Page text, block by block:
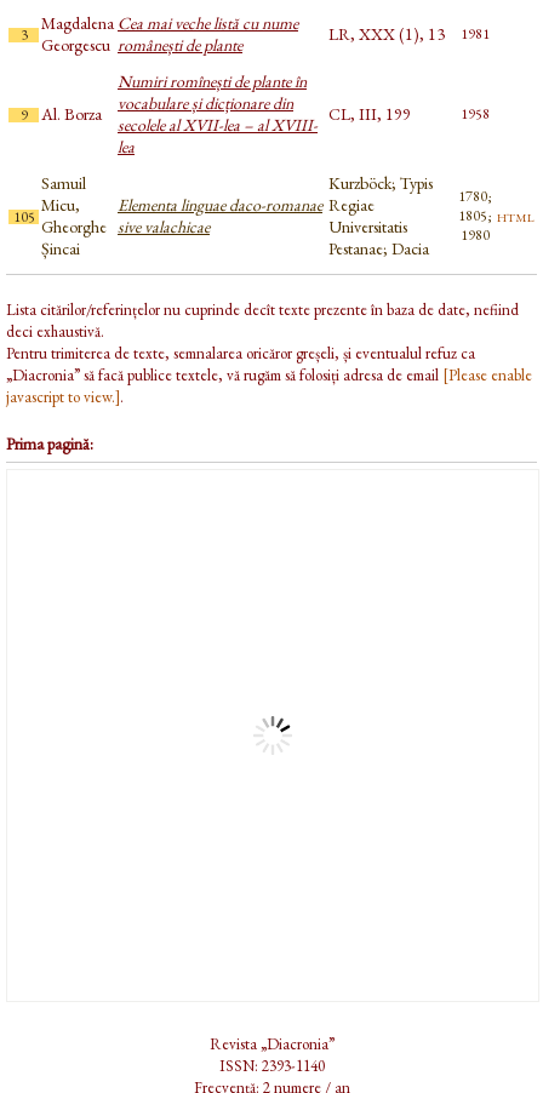
3
Magdalena
Georgescu
Cea mai veche listă cu nume
românești de plante
LR, XXX (1), 13 1981
9 Al. Borza
Numiri romînești de plante în
vocabulare și dicționare din
secolele al XVII-lea – al XVIII-
lea
CL, III, 199 1958
105
Samuil
Micu,
Gheorghe
Șincai
Elementa linguae daco-romanae
sive valachicae
Kurzböck; Typis
Regiae
Universitatis
Pestanae; Dacia
1780;
1805;
1980
html
Lista citărilor/referințelor nu cuprinde decît texte prezente în baza de date, nefiind
deci exhaustivă.
Pentru trimiterea de texte, semnalarea oricăror greșeli, și eventualul refuz ca
„Diacronia” să facă publice textele, vă rugăm să folosiți adresa de email [Please enable
javascript to view.].
Prima pagină:
Revista „Diacronia”
ISSN: 2393-1140
Frecvență: 2 numere / an